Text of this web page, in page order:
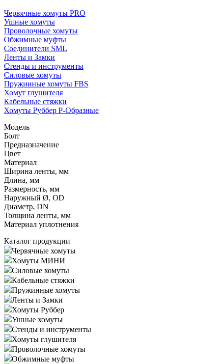
Червячные хомуты PRO
Ушные хомуты
Проволочные хомуты
Обжимные муфты
Соединители SML
Ленты и Замки
Стенды и инструменты
Силовые хомуты
Пружинные хомуты FBS
Хомут глушителя
Кабельные стяжки
Хомуты Руббер Р-Образные
Модель
Болт
Предназначение
Цвет
Материал
Ширина ленты, мм
Длина, мм
Размерность, мм
Наружный Ø, OD
Диаметр, DN
Толщина ленты, мм
Материал уплотнения
Каталог продукции
Червячные хомуты
Хомуты МИНИ
Силовые хомуты
Кабельные стяжки
Пружинные хомуты
Ленты и Замки
Хомуты Руббер
Ушные хомуты
Стенды и инструменты
Хомуты глушителя
Проволочные хомуты
Обжимные муфты